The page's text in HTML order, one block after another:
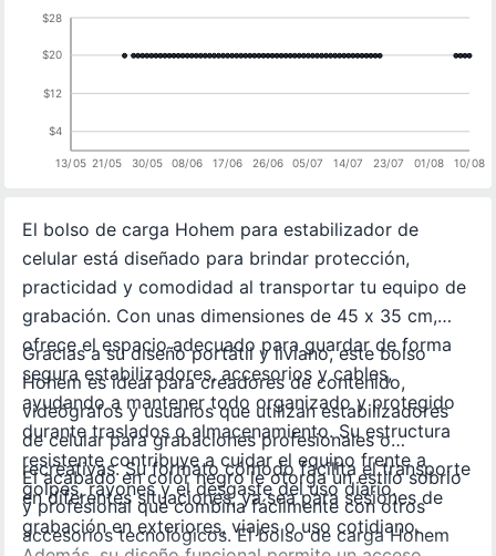
13/05 21/05 30/05 08/06 17/06 26/06 05/07 14/07 23/07 01/08 10/08
$4
$12
$20
$28
El bolso de carga Hohem para estabilizador de
celular está diseñado para brindar protección,
practicidad y comodidad al transportar tu equipo de
grabación. Con unas dimensiones de 45 x 35 cm,
ofrece el espacio adecuado para guardar de forma
segura estabilizadores, accesorios y cables,
ayudando a mantener todo organizado y protegido
durante traslados o almacenamiento. Su estructura
resistente contribuye a cuidar el equipo frente a
golpes, rayones y el desgaste del uso diario.
Gracias a su diseño portátil y liviano, este bolso
Hohem es ideal para creadores de contenido,
videógrafos y usuarios que utilizan estabilizadores
de celular para grabaciones profesionales o
recreativas. Su formato cómodo facilita el transporte
en diferentes situaciones, ya sea para sesiones de
grabación en exteriores, viajes o uso cotidiano.
El acabado en color negro le otorga un estilo sobrio
y profesional que combina fácilmente con otros
accesorios tecnológicos. El bolso de carga Hohem